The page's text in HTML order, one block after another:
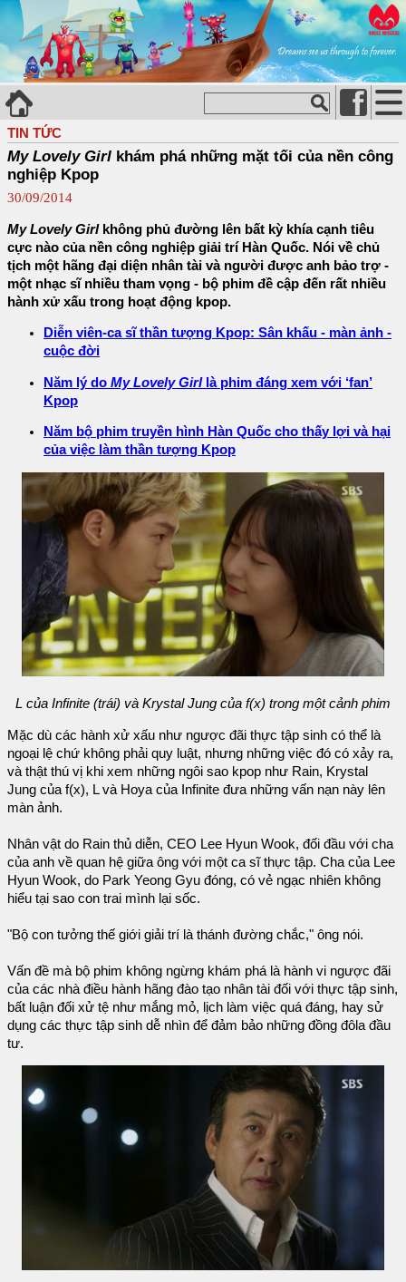
TIN TỨC
My Lovely Girl khám phá những mặt tối của nền công
nghiệp Kpop
30/09/2014
My Lovely Girlkhông phủ đường lên bất kỳ khía cạnh tiêu
cực nào của nền công nghiệp giải trí Hàn Quốc. Nói về chủ
tịch một hãng đại diện nhân tài và người được anh bảo trợ -
một nhạc sĩ nhiều tham vọng - bộ phim đề cập đến rất nhiều
hành xử xấu trong hoạt động kpop.
Diễn viên-ca sĩ thần tượng Kpop: Sân khấu - màn ảnh -
cuộc đời
Năm lý do My Lovely Girllà phim đáng xem với ‘fan’
Kpop
Năm bộ phim truyền hình Hàn Quốc cho thấy lợi và hại
của việc làm thần tượng Kpop
L của Infinite (trái) và Krystal Jung của f(x) trong một cảnh phim
Mặc dù các hành xử xấu như ngược đãi thực tập sinh có thể là
ngoại lệ chứ không phải quy luật, nhưng những việc đó có xảy ra,
và thật thú vị khi xem những ngôi sao kpop như Rain, Krystal
Jung của f(x), L và Hoya của Infinite đưa những vấn nạn này lên
màn ảnh.
Nhân vật do Rain thủ diễn, CEO Lee Hyun Wook, đối đầu với cha
của anh về quan hệ giữa ông với một ca sĩ thực tập. Cha của Lee
Hyun Wook, do Park Yeong Gyu đóng, có vẻ ngạc nhiên không
hiểu tại sao con trai mình lại sốc.
"Bộ con tưởng thế giới giải trí là thánh đường chắc," ông nói.
Vấn đề mà bộ phim không ngừng khám phá là hành vi ngược đãi
của các nhà điều hành hãng đào tạo nhân tài đối với thực tập sinh,
bất luận đối xử tệ như mắng mỏ, lịch làm việc quá đáng, hay sử
dụng các thực tập sinh dễ nhìn để đảm bảo những đồng đôla đầu
tư.